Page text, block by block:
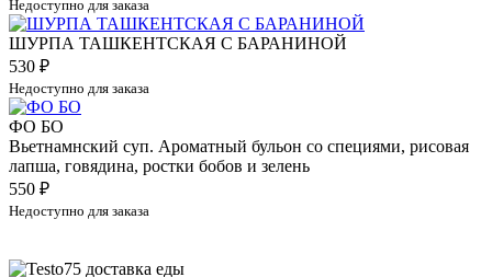
Недоступно для заказа
ШУРПА ТАШКЕНТСКАЯ С БАРАНИНОЙ
530 ₽
Недоступно для заказа
ФО БО
Вьетнамнский суп. Ароматный бульон со специями, рисовая
лапша, говядина, ростки бобов и зелень
550 ₽
Недоступно для заказа